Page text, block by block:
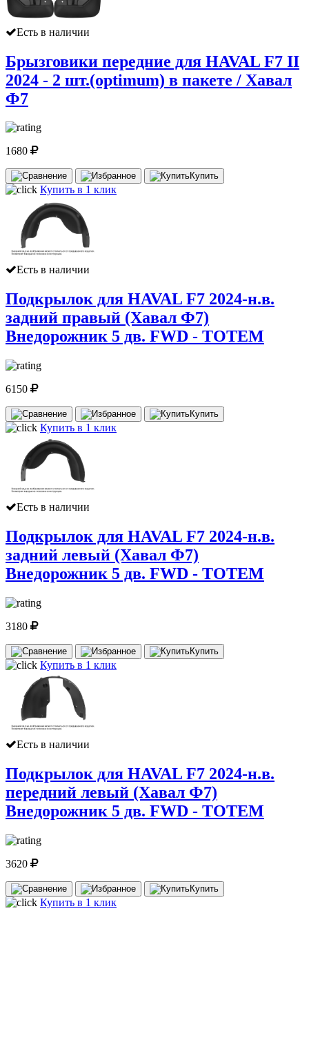
Есть в наличии
Брызговики передние для HAVAL F7 II
2024 - 2 шт.(optimum) в пакете / Хавал
Ф7
1680
Купить
Купить в 1 клик
Есть в наличии
Подкрылок для HAVAL F7 2024-н.в.
задний правый (Хавал Ф7)
Внедорожник 5 дв. FWD - TOTEM
6150
Купить
Купить в 1 клик
Есть в наличии
Подкрылок для HAVAL F7 2024-н.в.
задний левый (Хавал Ф7)
Внедорожник 5 дв. FWD - TOTEM
3180
Купить
Купить в 1 клик
Есть в наличии
Подкрылок для HAVAL F7 2024-н.в.
передний левый (Хавал Ф7)
Внедорожник 5 дв. FWD - TOTEM
3620
Купить
Купить в 1 клик